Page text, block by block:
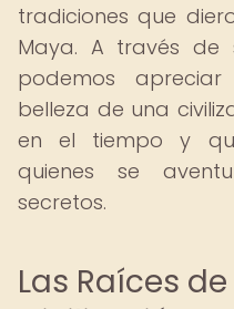
tradiciones que
Maya. A través de
podemos
belleza de una
en el tiempo y
quienes se
secretos.
Las Raíces